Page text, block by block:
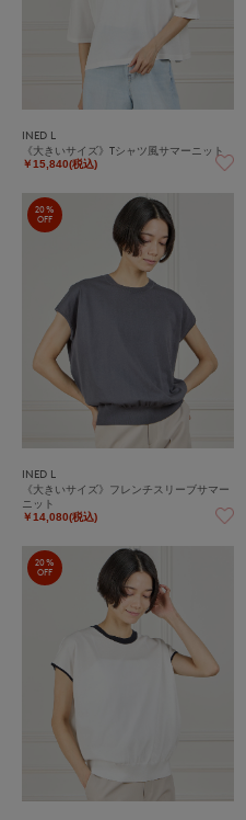
INED L
《大きいサイズ》Tシャツ風サマーニット
￥15,840(税込)
20%
OFF
INED L
《大きいサイズ》フレンチスリーブサマー
ニット
￥14,080(税込)
20%
OFF